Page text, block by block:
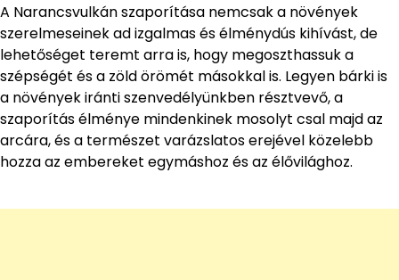
A Narancsvulkán szaporítása nemcsak a növények
szerelmeseinek ad izgalmas és élménydús kihívást, de
lehetőséget teremt arra is, hogy megoszthassuk a
szépségét és a zöld örömét másokkal is. Legyen bárki is
a növények iránti szenvedélyünkben résztvevő, a
szaporítás élménye mindenkinek mosolyt csal majd az
arcára, és a természet varázslatos erejével közelebb
hozza az embereket egymáshoz és az élővilághoz.